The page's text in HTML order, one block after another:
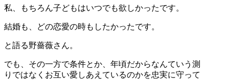
私、もちろん子どもはいつでも欲しかったです。
結婚も、どの恋愛の時もしたかったです。
と語る野薔薇さん。
でも、その一方で条件とか、年頃だからなんていう測
りではなくお互い愛しあえているのかを忠実に守って